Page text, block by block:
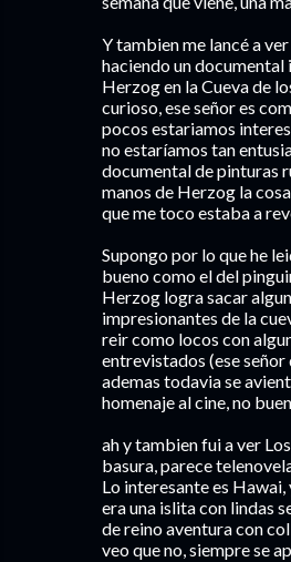
Y tambien me lancé a
haciendo un
Herzog en la Cueva de
curioso, ese señor es
pocos estariamos
no estaríamos tan
documental de pinturas
manos de Herzog la
que me toco estaba a
Supongo por lo que he
bueno como el del
Herzog logra sacar
impresionantes de la
reir como locos con
entrevistados (ese
ademas todavia se
homenaje al cine, no
ah y tambien fui a ver
basura, parece
Lo interesante es
era una islita con lindas
de reino aventura con
veo que no, siempre se